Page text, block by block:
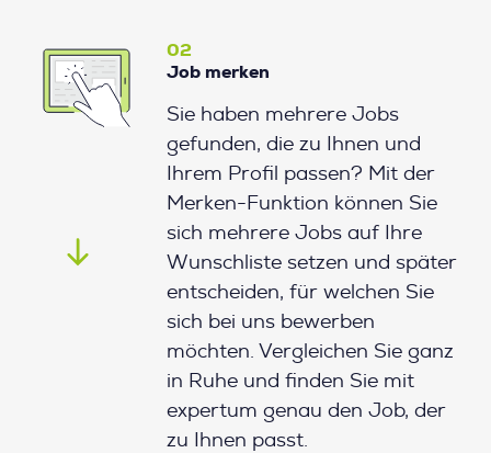
02
Job merken
Sie haben mehrere Jobs
gefunden, die zu Ihnen und
Ihrem Profil passen? Mit der
Merken-Funktion können Sie
sich mehrere Jobs auf Ihre
Wunschliste setzen und später
entscheiden, für welchen Sie
sich bei uns bewerben
möchten. Vergleichen Sie ganz
in Ruhe und finden Sie mit
expertum genau den Job, der
zu Ihnen passt.